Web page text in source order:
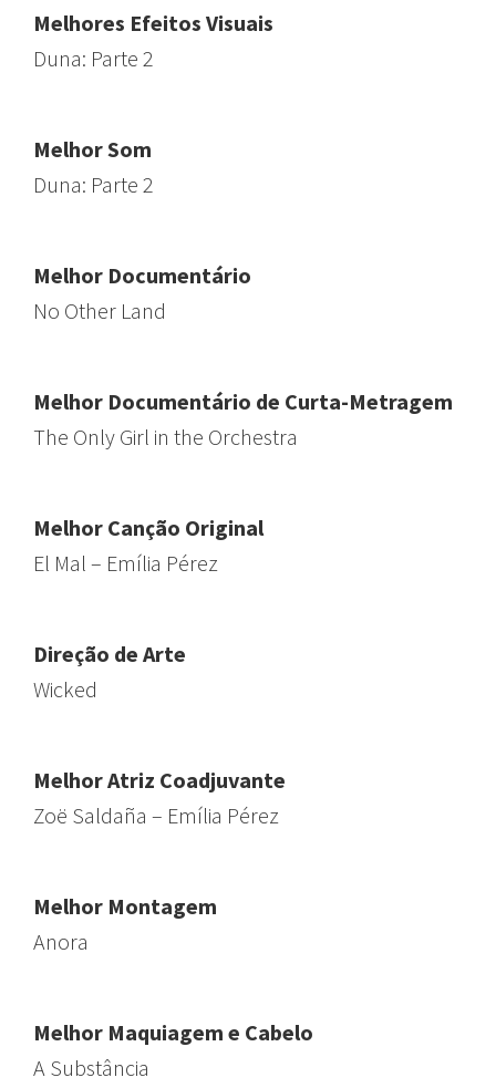
Melhores Efeitos Visuais
Duna: Parte 2
Melhor Som
Duna: Parte 2
Melhor Documentário
No Other Land
Melhor Documentário de Curta-Metragem
The Only Girl in the Orchestra
Melhor Canção Original
El Mal – Emília Pérez
Direção de Arte
Wicked
Melhor Atriz Coadjuvante
Zoë Saldaña – Emília Pérez
Melhor Montagem
Anora
Melhor Maquiagem e Cabelo
A Substância